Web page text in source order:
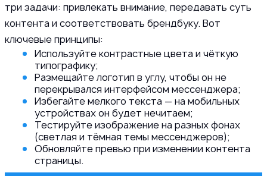
три задачи: привлекать внимание, передавать суть
контента и соответствовать брендбуку. Вот
ключевые принципы:
Используйте контрастные цвета и чёткую
типографику;
Размещайте логотип в углу, чтобы он не
перекрывался интерфейсом мессенджера;
Избегайте мелкого текста — на мобильных
устройствах он будет нечитаем;
Тестируйте изображение на разных фонах
(светлая и тёмная темы мессенджеров);
Обновляйте превью при изменении контента
страницы.